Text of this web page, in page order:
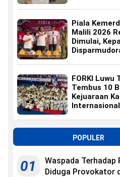
Piala
Malili 2026
Dimulai,
FORKI Luwu
Tembus 10
Kejuaraan
POPULER
01
Waspada Terhadap
Diduga Provokator